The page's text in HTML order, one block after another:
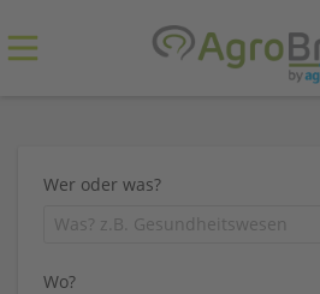
Wer oder was?
Wo?